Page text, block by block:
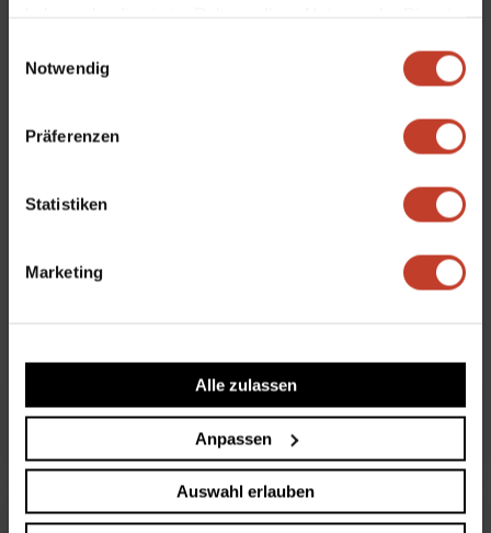
Notwendig
Präferenzen
Statistiken
Marketing
Alle zulassen
Anpassen
Auswahl erlauben
Aktuelles